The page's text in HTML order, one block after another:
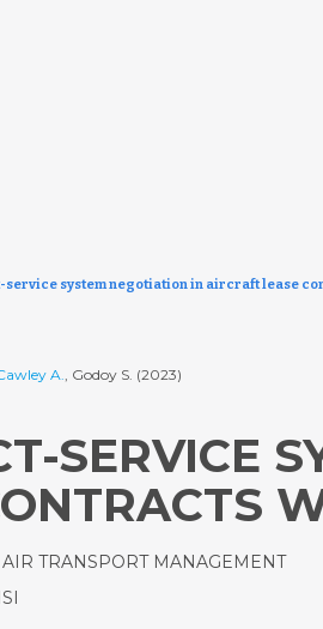
service system negotiation in aircraft lease
A., Godoy S. (2023)
SERVICE
TRANSPORT MANAGEMENT
ISI